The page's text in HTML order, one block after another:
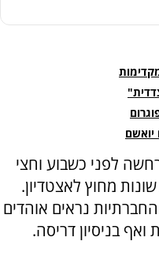
לפני כשבוע וחצי
מחוץ לאצטדיון.
נראים אוהדים
בניסיון דריסה.